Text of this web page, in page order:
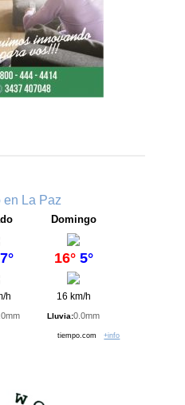
en La Paz
7°
h
Domingo
16° 5°
16 km/h
Lluvia:0.0mm
tiempo.com+info